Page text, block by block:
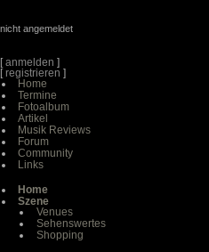
nicht angemeldet
[anmelden ]
[registrieren ]
Home
Termine
Fotoalbum
Artikel
Musik Reviews
Forum
Community
Links
Home
Szene
Venues
Sehenswertes
Shopping